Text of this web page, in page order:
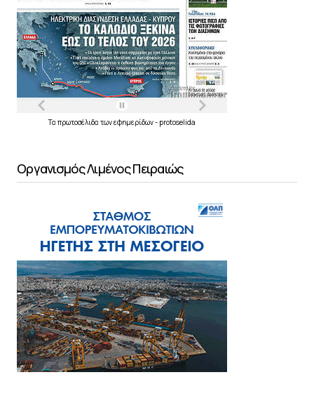
Τα πρωτοσέλιδα τωνεφημερίδων- protoselida
Οργανισμός Λιμένος Πειραιώς